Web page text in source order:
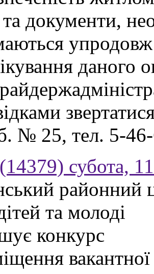
документи,
упродовж
даного
№ 25, тел. 5-
субота,
районний
та молоді
конкурс